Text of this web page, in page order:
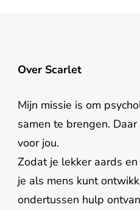
Over Scarlet
Mijn missie is om
samen te brengen.
voor jou.
Zodat je lekker aards
je als mens kunt
ondertussen hulp